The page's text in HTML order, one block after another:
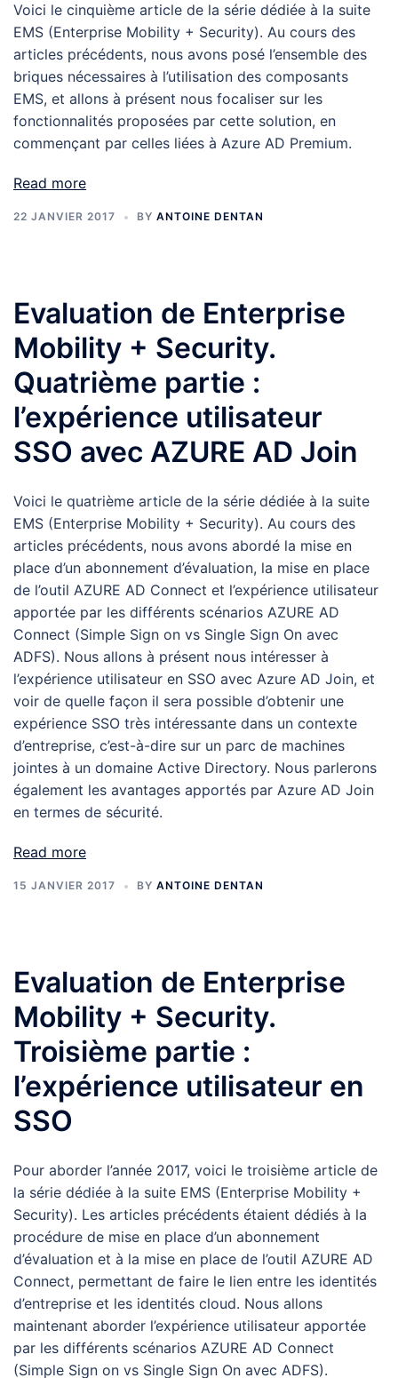
Voici le cinquième article de la série dédiée à la suite
EMS (Enterprise Mobility + Security). Au cours des
articles précédents, nous avons posé l’ensemble des
briques nécessaires à l’utilisation des composants
EMS, et allons à présent nous focaliser sur les
fonctionnalités proposées par cette solution, en
commençant par celles liées à Azure AD Premium.
Read more
22 JANVIER 2017 BY ANTOINE DENTAN
Evaluation de Enterprise
Mobility + Security.
Quatrième partie :
l’expérience utilisateur
SSO avec AZURE AD Join
Voici le quatrième article de la série dédiée à la suite
EMS (Enterprise Mobility + Security). Au cours des
articles précédents, nous avons abordé la mise en
place d’un abonnement d’évaluation, la mise en place
de l’outil AZURE AD Connect et l’expérience utilisateur
apportée par les différents scénarios AZURE AD
Connect (Simple Sign on vs Single Sign On avec
ADFS). Nous allons à présent nous intéresser à
l’expérience utilisateur en SSO avec Azure AD Join, et
voir de quelle façon il sera possible d’obtenir une
expérience SSO très intéressante dans un contexte
d’entreprise, c’est-à-dire sur un parc de machines
jointes à un domaine Active Directory. Nous parlerons
également les avantages apportés par Azure AD Join
en termes de sécurité.
Read more
15 JANVIER 2017 BY ANTOINE DENTAN
Evaluation de Enterprise
Mobility + Security.
Troisième partie :
l’expérience utilisateur en
SSO
Pour aborder l’année 2017, voici le troisième article de
la série dédiée à la suite EMS (Enterprise Mobility +
Security). Les articles précédents étaient dédiés à la
procédure de mise en place d’un abonnement
d’évaluation et à la mise en place de l’outil AZURE AD
Connect, permettant de faire le lien entre les identités
d’entreprise et les identités cloud. Nous allons
maintenant aborder l’expérience utilisateur apportée
par les différents scénarios AZURE AD Connect
(Simple Sign on vs Single Sign On avec ADFS).